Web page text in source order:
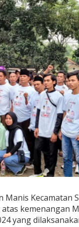
Manis Kecamatan
kemenangan
yang